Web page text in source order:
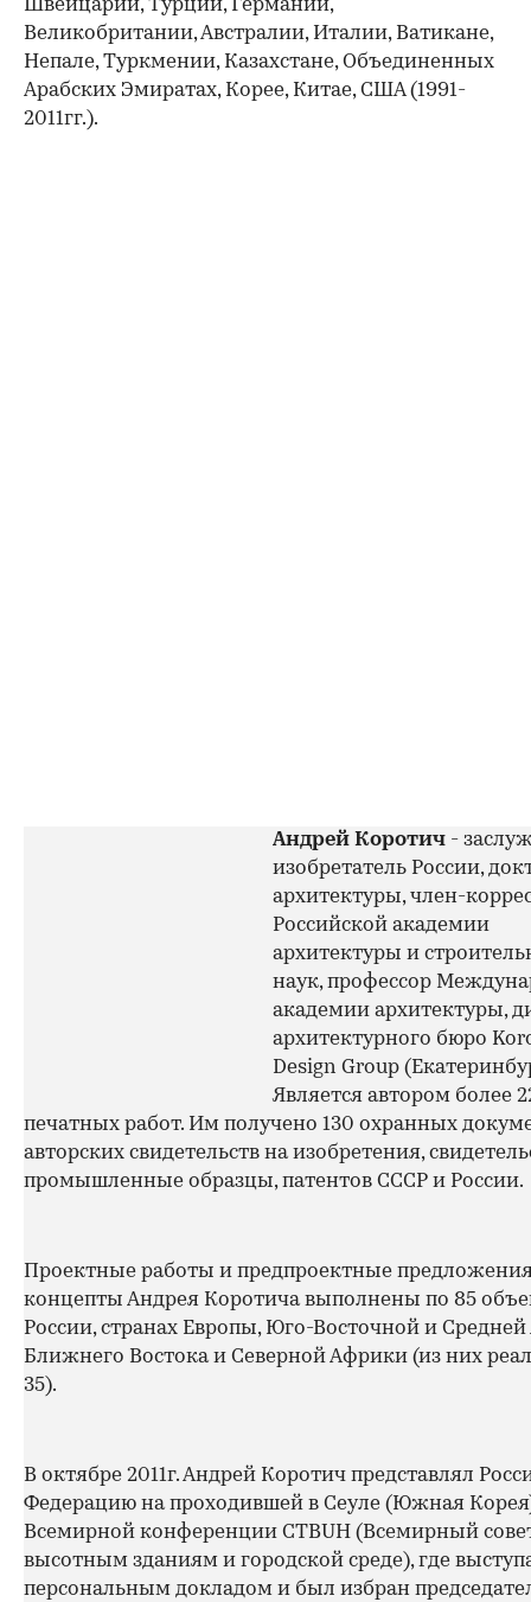
Швейцарии, Турции, Германии,
Великобритании, Австралии, Италии, Ватикане,
Непале, Туркмении, Казахстане, Объединенных
Арабских Эмиратах, Корее, Китае, США (1991-
2011гг.).
Андрей Коротич -
изобретатель России,
архитектуры, член-
Российской академии
архитектуры и
наук, профессор
академии архитектуры,
архитектурного бюро
Design Group
Является автором более
печатных работ. Им получено 130 охранных
авторских свидетельств на изобретения,
промышленные образцы, патентов СССР и России.
Проектные работы и предпроектные
концепты Андрея Коротича выполнены по 85
России, странах Европы, Юго-Восточной и Средней
Ближнего Востока и Северной Африки (из них
35).
В октябре 2011г. Андрей Коротич представлял
Федерацию на проходившей в Сеуле (Южная
Всемирной конференции CTBUH (Всемирный
высотным зданиям и городской среде), где
персональным докладом и был избран